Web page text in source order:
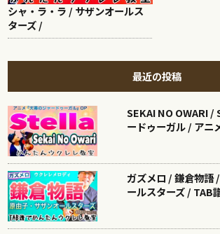
シャ・ラ・ラ / サザンオールス
ターズ /
最近の投稿
SEKAI NO OWARI
ードゥーガル / アニ
ガズメロ / 鎌倉物語
ールスターズ / TAB